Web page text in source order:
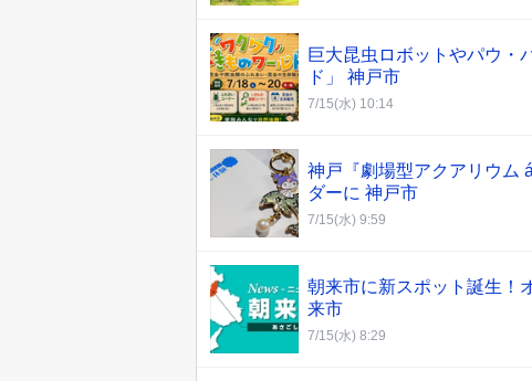
巨大昆虫ロボットやパウ・
ド」 神戸市
7/15(水) 10:14
神戸『劇場型アクアリウム
ダーに 神戸市
7/15(水) 9:59
朝来市に新スポット誕生！
来市
7/15(水) 8:29